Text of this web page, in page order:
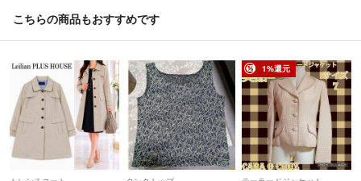
予めご了承ください。
返信は出品事業者より直接ご連絡いたします。
（問い合わせ内容は他のユーザーには公開されません。）
尚、以下の内容についてはお返事ができませんのであらかじめご了承く
ださい。
・RFC違反のメールアドレス
こちらの商品もおすすめです
1%還元